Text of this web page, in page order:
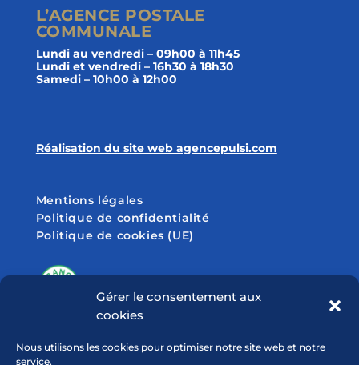
Gérer le consentement aux
cookies
Nous utilisons les cookies pour optimiser notre site web et notre
service.
L’AGENCE POSTALE
COMMUNALE
Lundi au vendredi – 09h00 à 11h45
Lundi et vendredi – 16h30 à 18h30
Samedi – 10h00 à 12h00
Réalisation du site web agencepulsi.com
Mentions légales
Politique de confidentialité
Politique de cookies (UE)
SUIVEZ-NOUS SUR